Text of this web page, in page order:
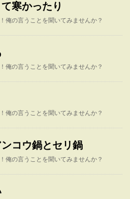
寒かったり
俺の言うことを聞いてみませんか？
俺の言うことを聞いてみませんか？
俺の言うことを聞いてみませんか？
コウ鍋とセリ鍋
俺の言うことを聞いてみませんか？